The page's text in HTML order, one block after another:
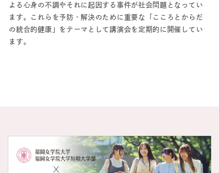
よる心身の不調やそれに起因する事件が社会問題となってい
ます。これらを予防・解決のために重要な「こころとからだ
の統合的健康」をテーマとして講演会を定期的に開催してい
ます。